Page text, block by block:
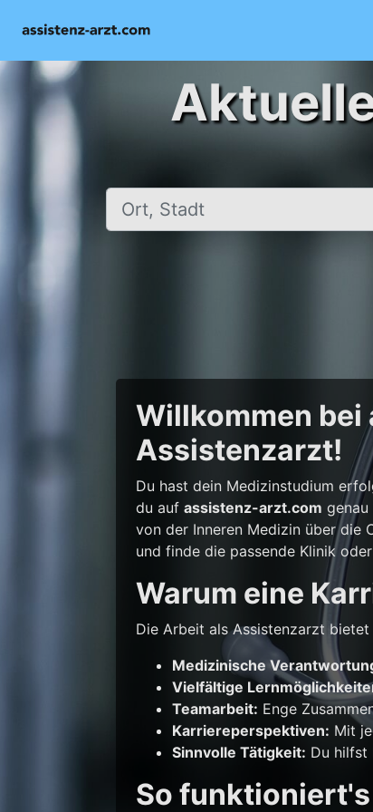
Ort, Stadt
Willkommen bei
Assistenzarzt!
Du hast dein Medizinstudium
du aufassistenz-arzt.com
von der Inneren Medizin über die
und finde die passende Klinik
Warum eine
Die Arbeit als Assistenzarzt
Medizinische
Vielfältige
Teamarbeit: Enge
Karriereperspektiven: Mit
Sinnvolle Tätigkeit: Du hilfst
So funktioniert's